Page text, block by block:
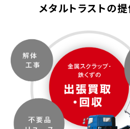
メタルトラストの